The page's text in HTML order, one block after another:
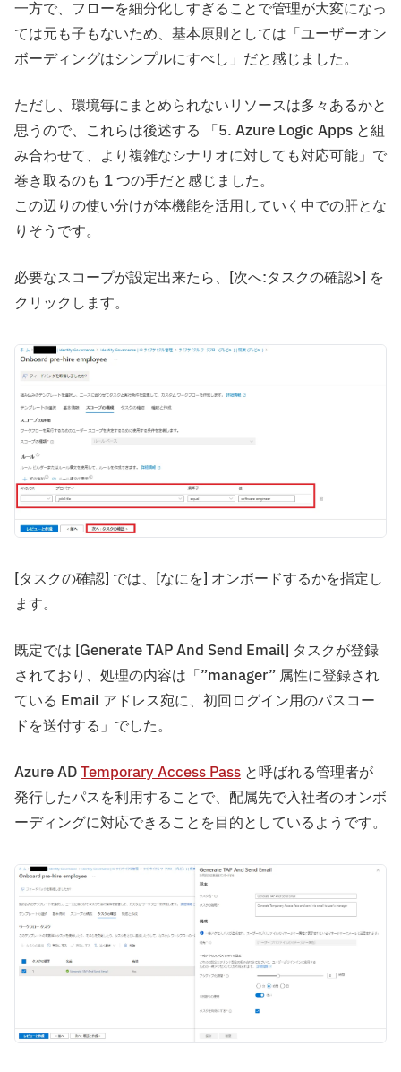
一方で、フローを細分化しすぎることで管理が大変になっ
ては元も子もないため、基本原則としては「ユーザーオン
ボーディングはシンプルにすべし」だと感じました。
ただし、環境毎にまとめられないリソースは多々あるかと
思うので、これらは後述する 「5. Azure Logic Apps と組
み合わせて、より複雑なシナリオに対しても対応可能」で
巻き取るのも 1 つの手だと感じました。
この辺りの使い分けが本機能を活用していく中での肝とな
りそうです。
必要なスコープが設定出来たら、[次へ:タスクの確認>] を
クリックします。
[タスクの確認] では、[なにを] オンボードするかを指定し
ます。
既定では [Generate TAP And Send Email] タスクが登録
されており、処理の内容は「”manager” 属性に登録され
ている Email アドレス宛に、初回ログイン用のパスコー
ドを送付する」でした。
Azure ADTemporary Access Pass と呼ばれる管理者が
発行したパスを利用することで、配属先で入社者のオンボ
ーディングに対応できることを目的としているようです。